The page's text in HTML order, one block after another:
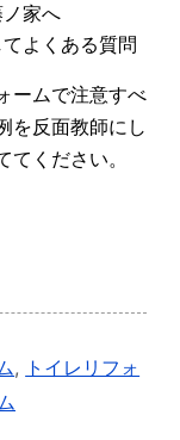
家へ
よくある質問
ームで注意すべ
を反面教師にし
ください。
, トイレリフォ